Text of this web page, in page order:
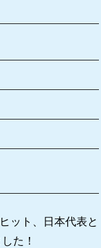
ット、日本代表と
た！